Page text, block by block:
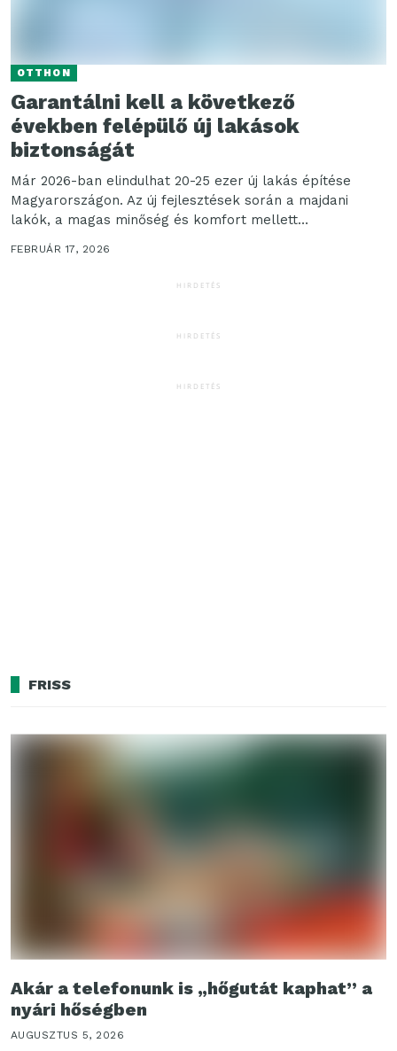
OTTHON
Garantálni kell a következő
években felépülő új lakások
biztonságát
Már 2026-ban elindulhat 20-25 ezer új lakás építése
Magyarországon. Az új fejlesztések során a majdani
lakók, a magas minőség és komfort mellett
biztonságot...
FEBRUÁR 17, 2026
HIRDETÉS
HIRDETÉS
HIRDETÉS
FRISS
Akár a telefonunk is „hőgutát kaphat” a
nyári hőségben
AUGUSZTUS 5, 2026